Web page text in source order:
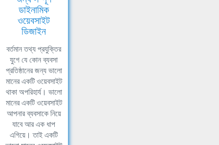
ডাইনামিক
ওয়েবসাইট
ডিজাইন
বর্তমান তথ্য প্রযুক্তির
যুগে যে কোন ব্যবসা
প্রতিষ্ঠানের জন্য ভালো
মানের একটি ওয়েবসাইট
থাকা অপরিহার্য। ভালো
মানের একটি ওয়েবসাইট
আপনার ব্যবসাকে নিয়ে
যাবে আর এক ধাপ
এগিয়ে। তাই একটি